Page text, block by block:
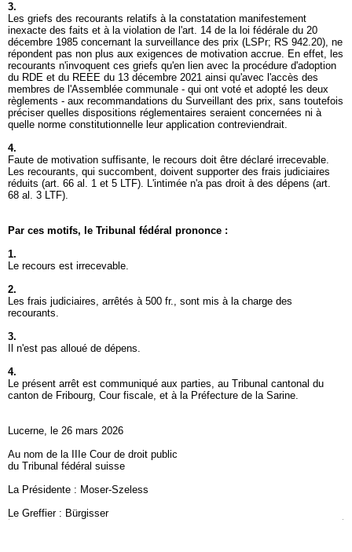
3.
Les griefs des recourants relatifs à la constatation manifestement
inexacte des faits et à la violation de l'art. 14 de la loi fédérale du 20
décembre 1985 concernant la surveillance des prix (LSPr; RS 942.20), ne
répondent pas non plus aux exigences de motivation accrue. En effet, les
recourants n'invoquent ces griefs qu'en lien avec la procédure d'adoption
du RDE et du REEE du 13 décembre 2021 ainsi qu'avec l'accès des
membres de l'Assemblée communale - qui ont voté et adopté les deux
règlements - aux recommandations du Surveillant des prix, sans toutefois
préciser quelles dispositions réglementaires seraient concernées ni à
quelle norme constitutionnelle leur application contreviendrait.
4.
Faute de motivation suffisante, le recours doit être déclaré irrecevable.
Les recourants, qui succombent, doivent supporter des frais judiciaires
réduits (art. 66 al. 1 et 5 LTF). L'intimée n'a pas droit à des dépens (art.
68 al. 3 LTF).
Par ces motifs, le Tribunal fédéral prononce :
1.
Le recours est irrecevable.
2.
Les frais judiciaires, arrêtés à 500 fr., sont mis à la charge des
recourants.
3.
Il n'est pas alloué de dépens.
4.
Le présent arrêt est communiqué aux parties, au Tribunal cantonal du
canton de Fribourg, Cour fiscale, et à la Préfecture de la Sarine.
Lucerne, le 26 mars 2026
Au nom de la IIIe Cour de droit public
du Tribunal fédéral suisse
La Présidente : Moser-Szeless
Le Greffier : Bürgisser